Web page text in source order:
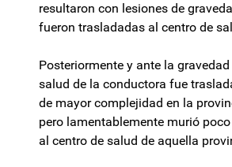
resultaron con lesiones de
fueron trasladadas al centro de
Posteriormente y ante la
salud de la conductora fue
de mayor complejidad en la
pero lamentablemente murió
al centro de salud de aquella